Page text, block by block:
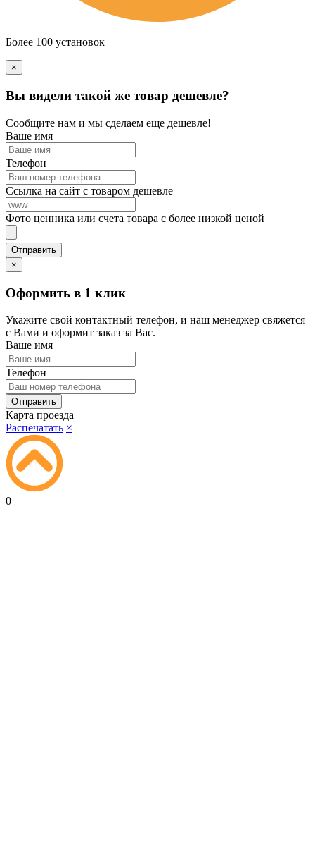
Более 100 установок
×
Вы видели такой же товар дешевле?
Сообщите нам и мы сделаем еще дешевле!
Ваше имя
Телефон
Ссылка на сайт с товаром дешевле
Фото ценника или счета товара с более низкой ценой
×
Оформить в 1 клик
Укажите свой контактный телефон, и наш менеджер свяжется
с Вами и оформит заказ за Вас.
Ваше имя
Телефон
Карта проезда
Распечатать ×
0